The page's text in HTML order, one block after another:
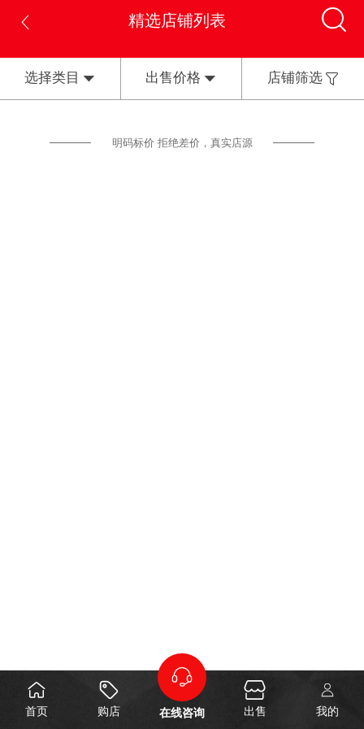
精选店铺列表
选择类目 出售价格 店铺筛选
明码标价 拒绝差价，真实店源
首页 购店 在线咨询 出售 我的